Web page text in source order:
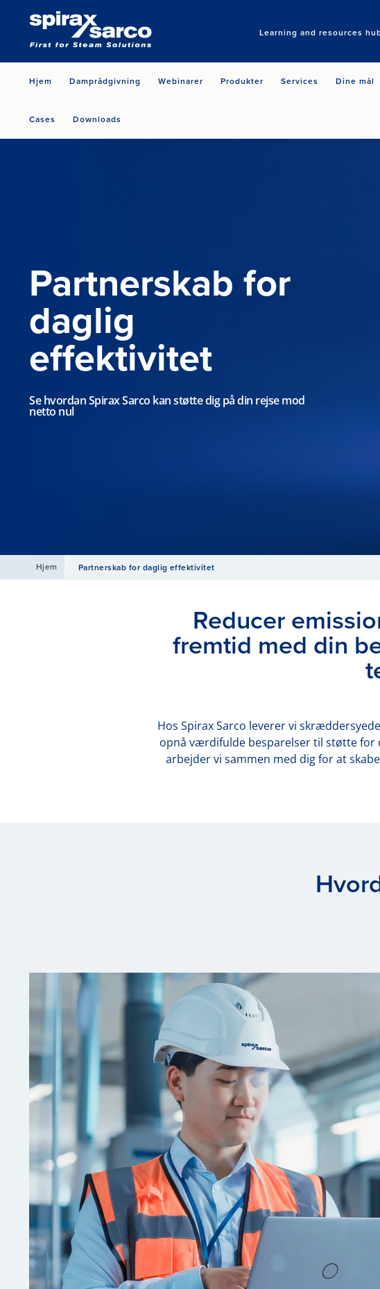
Learning and resources
Hjem Damprådgivning Webinarer Produkter Services Dine mål
Cases Downloads
Partnerskab for
daglig
effektivitet
Se hvordan Spirax Sarco kan støtte dig på din rejse mod
netto nul
Hjem Partnerskab for daglig effektivitet
Reducer
fremtid med din
Hos Spirax Sarco leverer vi
opnå værdifulde besparelser til støtte for
arbejder vi sammen med dig for at